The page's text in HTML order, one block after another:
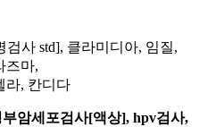
사 std], 클라미디아, 임질,
즈마,
라, 칸디다
암세포검사[액상], hpv검사,